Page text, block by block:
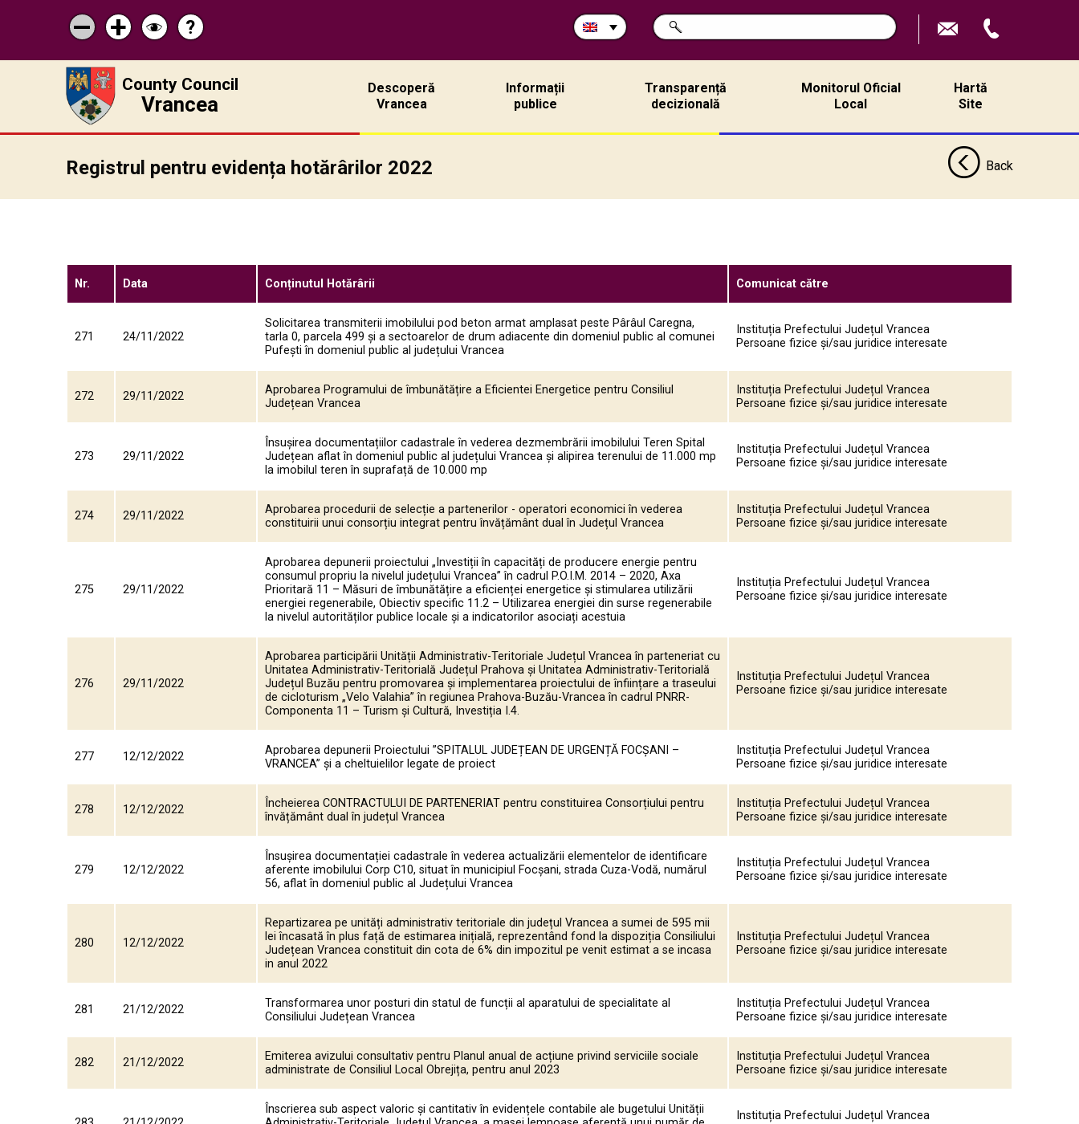
Micșorează
scrisul
Mărește
scrisul
Schimbă
contrastul
Help
?
Search
in
SEARCH
County Council
Vrancea
Descoperă
Vrancea
Informații
publice
Transparență
decizională
Monitorul Oficial
Local
Hartă
Site
Registrul pentru evidența hotărârilor 2022 Back
Nr. Data Conținutul Hotărârii Comunicat către
271 24/11/2022
Solicitarea transmiterii imobilului pod beton armat amplasat peste Pârâul Caregna,
tarla 0, parcela 499 și a sectoarelor de drum adiacente din domeniul public al comunei
Pufești în domeniul public al județului Vrancea
Instituția Prefectului Județul Vrancea
Persoane fizice și/sau juridice interesate
272 29/11/2022
Aprobarea Programului de îmbunătățire a Eficientei Energetice pentru Consiliul
Județean Vrancea
Instituția Prefectului Județul Vrancea
Persoane fizice și/sau juridice interesate
273 29/11/2022
Însușirea documentațiilor cadastrale în vederea dezmembrării imobilului Teren Spital
Județean aflat în domeniul public al județului Vrancea și alipirea terenului de 11.000 mp
la imobilul teren în suprafață de 10.000 mp
Instituția Prefectului Județul Vrancea
Persoane fizice și/sau juridice interesate
274 29/11/2022
Aprobarea procedurii de selecție a partenerilor - operatori economici în vederea
constituirii unui consorțiu integrat pentru învățământ dual în Județul Vrancea
Instituția Prefectului Județul Vrancea
Persoane fizice și/sau juridice interesate
275 29/11/2022
Aprobarea depunerii proiectului „Investiții în capacități de producere energie pentru
consumul propriu la nivelul județului Vrancea” în cadrul P.O.I.M. 2014 – 2020, Axa
Prioritară 11 – Măsuri de îmbunătățire a eficienței energetice și stimularea utilizării
energiei regenerabile, Obiectiv specific 11.2 – Utilizarea energiei din surse regenerabile
la nivelul autorităților publice locale și a indicatorilor asociați acestuia
Instituția Prefectului Județul Vrancea
Persoane fizice și/sau juridice interesate
276 29/11/2022
Aprobarea participării Unității Administrativ-Teritoriale Județul Vrancea în parteneriat cu
Unitatea Administrativ-Teritorială Județul Prahova și Unitatea Administrativ-Teritorială
Județul Buzău pentru promovarea și implementarea proiectului de înființare a traseului
de cicloturism „Velo Valahia” în regiunea Prahova-Buzău-Vrancea în cadrul PNRR-
Componenta 11 – Turism și Cultură, Investiția I.4.
Instituția Prefectului Județul Vrancea
Persoane fizice și/sau juridice interesate
277 12/12/2022
Aprobarea depunerii Proiectului ”SPITALUL JUDEȚEAN DE URGENȚĂ FOCȘANI –
VRANCEA” și a cheltuielilor legate de proiect
Instituția Prefectului Județul Vrancea
Persoane fizice și/sau juridice interesate
278 12/12/2022
Încheierea CONTRACTULUI DE PARTENERIAT pentru constituirea Consorțiului pentru
învățământ dual în județul Vrancea
Instituția Prefectului Județul Vrancea
Persoane fizice și/sau juridice interesate
279 12/12/2022
Însușirea documentației cadastrale în vederea actualizării elementelor de identificare
aferente imobilului Corp C10, situat în municipiul Focșani, strada Cuza-Vodă, numărul
56, aflat în domeniul public al Județului Vrancea
Instituția Prefectului Județul Vrancea
Persoane fizice și/sau juridice interesate
280 12/12/2022
Repartizarea pe unități administrativ teritoriale din județul Vrancea a sumei de 595 mii
lei încasată în plus față de estimarea inițială, reprezentând fond la dispoziția Consiliului
Județean Vrancea constituit din cota de 6% din impozitul pe venit estimat a se incasa
in anul 2022
Instituția Prefectului Județul Vrancea
Persoane fizice și/sau juridice interesate
281 21/12/2022
Transformarea unor posturi din statul de funcții al aparatului de specialitate al
Consiliului Județean Vrancea
Instituția Prefectului Județul Vrancea
Persoane fizice și/sau juridice interesate
282 21/12/2022
Emiterea avizului consultativ pentru Planul anual de acțiune privind serviciile sociale
administrate de Consiliul Local Obrejița, pentru anul 2023
Instituția Prefectului Județul Vrancea
Persoane fizice și/sau juridice interesate
Înscrierea sub aspect valoric și cantitativ în evidențele contabile ale bugetului Unității
Instituția Prefectului Județul Vrancea